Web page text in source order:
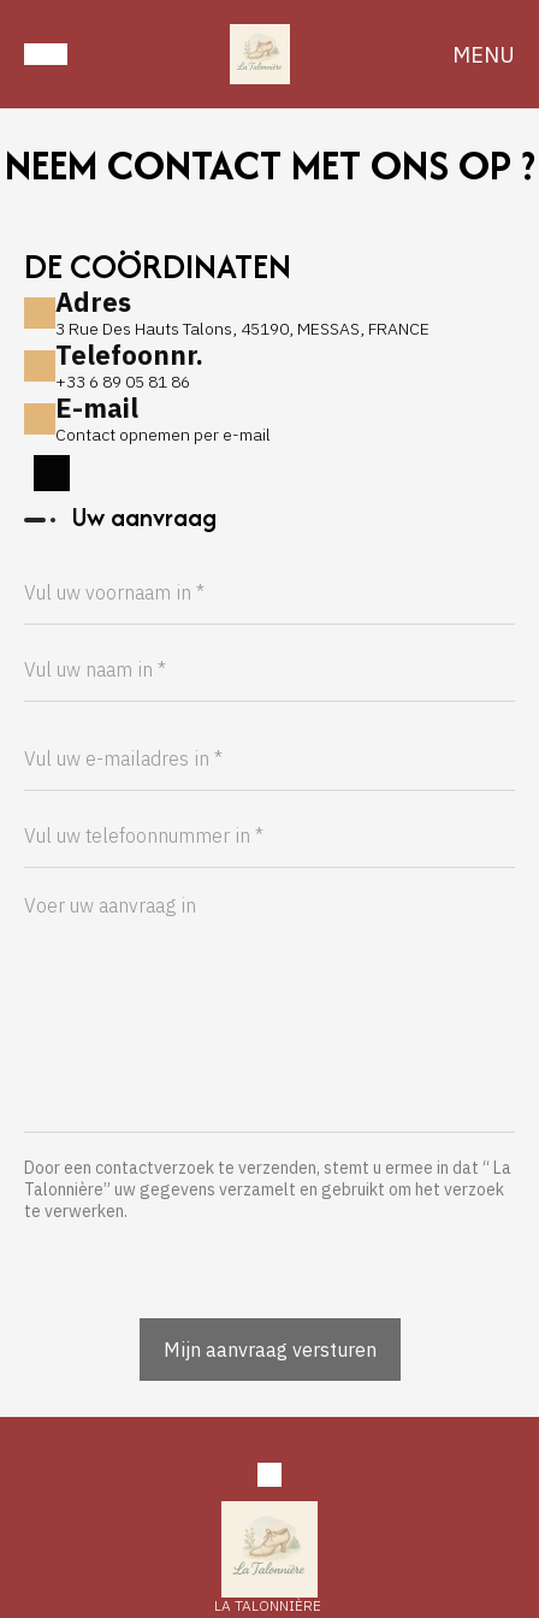
MENU
NEEM CONTACT MET ONS OP ?
DE COÖRDINATEN
Adres
3 Rue Des Hauts Talons, 45190, MESSAS, FRANCE
Telefoonnr.
+33 6 89 05 81 86
E-mail
Contact opnemen per e-mail
Uw aanvraag
Door een contactverzoek te verzenden, stemt u ermee in dat “ La
Talonnière” uw gegevens verzamelt en gebruikt om het verzoek
te verwerken.
LA TALONNIÈRE